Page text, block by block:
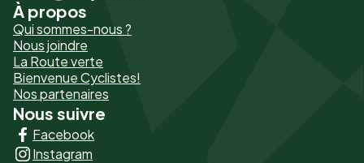
Pied
de
page
-
Liens
principaux
À propos
Qui sommes-nous ?
Nous joindre
La Route verte
Bienvenue Cyclistes!
Nos partenaires
Nous suivre
Facebook
Instagram